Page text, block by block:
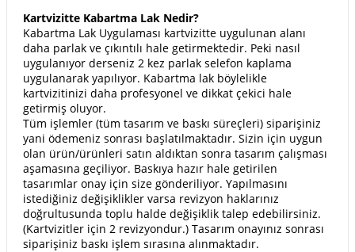
Kartvizitte Kabartma Lak Nedir?
Kabartma Lak Uygulaması kartvizitte uygulunan alanı
daha parlak ve çıkıntılı hale getirmektedir. Peki nasıl
uygulanıyor derseniz 2 kez parlak selefon kaplama
uygulanarak yapılıyor. Kabartma lak böylelikle
kartvizitinizi daha profesyonel ve dikkat çekici hale
getirmiş oluyor.
Tüm işlemler (tüm tasarım ve baskı süreçleri) siparişiniz
yani ödemeniz sonrası başlatılmaktadır. Sizin için uygun
olan ürün/ürünleri satın aldıktan sonra tasarım çalışması
aşamasına geçiliyor. Baskıya hazır hale getirilen
tasarımlar onay için size gönderiliyor. Yapılmasını
istediğiniz değişiklikler varsa revizyon haklarınız
doğrultusunda toplu halde değişiklik talep edebilirsiniz.
(Kartvizitler için 2 revizyondur.) Tasarım onayınız sonrası
siparişiniz baskı işlem sırasına alınmaktadır.